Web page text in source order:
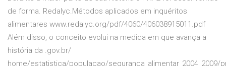
de forma. Redalyc.Métodos aplicados em inquéritos
alimentares www.redalyc.org/pdf/4060/406038915011.pdf
Além disso, o conceito evolui na medida em que avança a
história da .gov.br/
home/estatistica/populacao/seguranca_alimentar_2004_2009/